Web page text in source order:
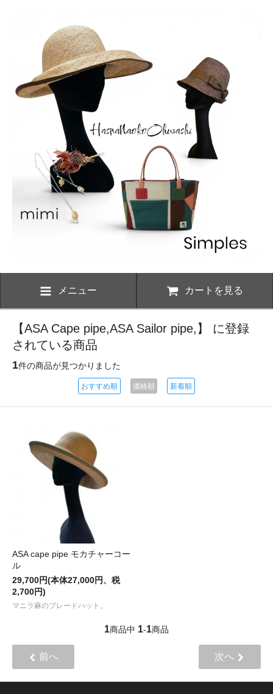
メニュー カートを見る
【ASA Cape pipe,ASA Sailor pipe,】 に登録
されている商品
1件の商品が見つかりました
おすすめ順 価格順 新着順
ASA cape pipe モカチャーコー
ル
29,700円(本体27,000円、税
2,700円)
マニラ麻のブレードハット。
1商品中 1-1商品
前へ 次へ